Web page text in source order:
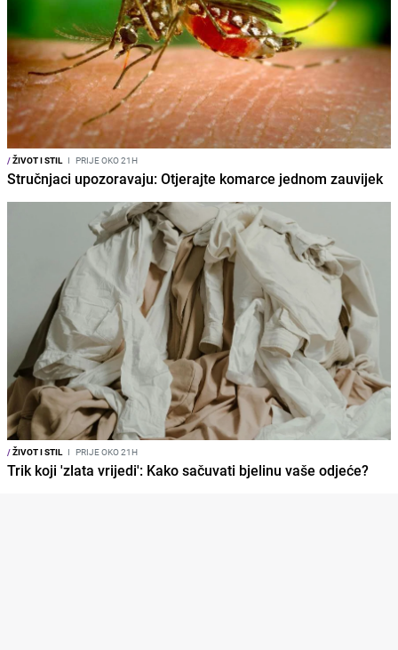
/ŽIVOT I STIL I PRIJE OKO 21H
Stručnjaci upozoravaju: Otjerajte komarce jednom zauvijek
/ŽIVOT I STIL I PRIJE OKO 21H
Trik koji 'zlata vrijedi': Kako sačuvati bjelinu vaše odjeće?